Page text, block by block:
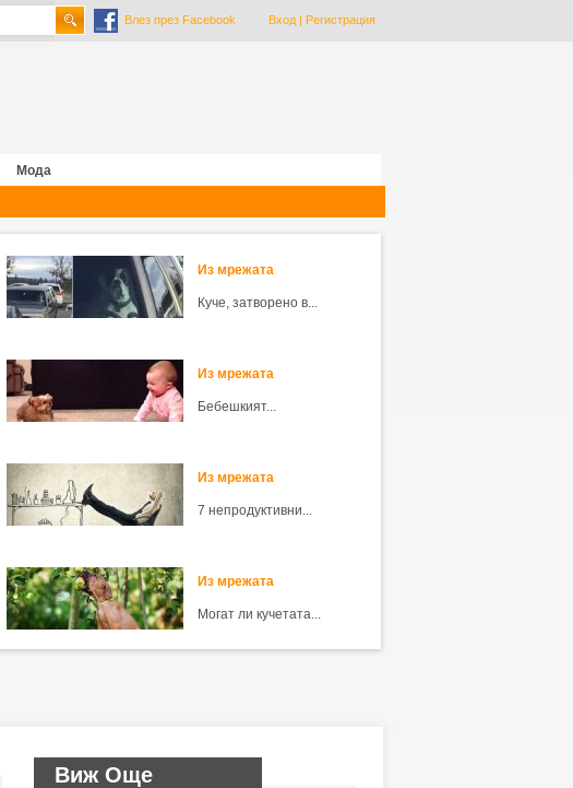
Влез през Facebook Вход| Регистрация
Мода
Из мрежата
Куче, затворено в...
Из мрежата
Бебешкият...
Из мрежата
7 непродуктивни...
Из мрежата
Могат ли кучетата...
Виж Още